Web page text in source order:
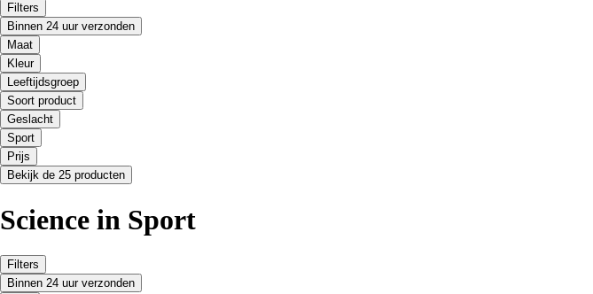
Filters
Binnen 24 uur verzonden
Maat
Kleur
Leeftijdsgroep
Soort product
Geslacht
Sport
Prijs
Bekijk de 25 producten
Science in Sport
Filters
Binnen 24 uur verzonden